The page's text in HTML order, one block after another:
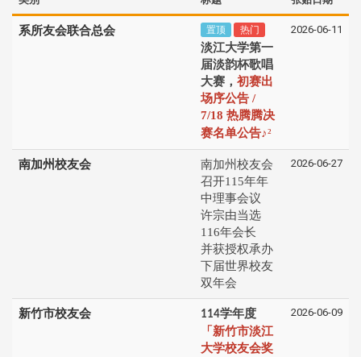
系所友会联合总会 置顶 热门
淡江大学第一
届淡韵杯歌唱
大赛， 初赛出
场序公告 /
7/18 热腾腾决
赛名单公告♪²
2026-06-11
南加州校友会
南加州校友会
召开115年年
中理事会议
许宗由当选
116年会长
并获授权承办
下届世界校友
双年会
2026-06-27
新竹市校友会 114学年度
「新竹市淡江
大学校友会奖
2026-06-09